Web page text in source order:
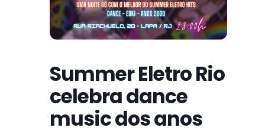
Summer Eletro Rio
celebra dance
music dos anos